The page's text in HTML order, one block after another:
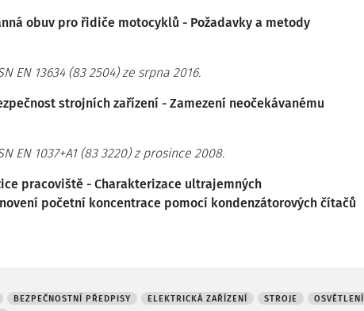
obuv pro řidiče motocyklů - Požadavky a metody
EN 13634 (83 2504) ze srpna 2016.
strojních zařízení - Zamezení neočekávanému
EN 1037+A1 (83 3220) z prosince 2008.
pracoviště - Charakterizace ultrajemných
početní koncentrace pomocí kondenzátorových čítačů
BEZPEČNOSTNÍ PŘEDPISY ELEKTRICKÁ ZAŘÍZENÍ STROJE
OSVĚTLENÍ